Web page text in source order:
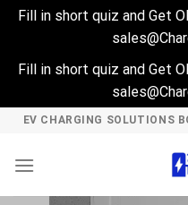
Fill in short quiz and Get
Fill in short quiz and Get
Skip
content
EV CHARGING SOLUTIONS